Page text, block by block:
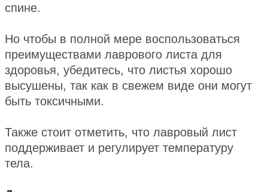
спине.
Но чтобы в полной мере воспользоваться
преимуществами лаврового листа для
здоровья, убедитесь, что листья хорошо
высушены, так как в свежем виде они могут
быть токсичными.
Также стоит отметить, что лавровый лист
поддерживает и регулирует температуру
тела.